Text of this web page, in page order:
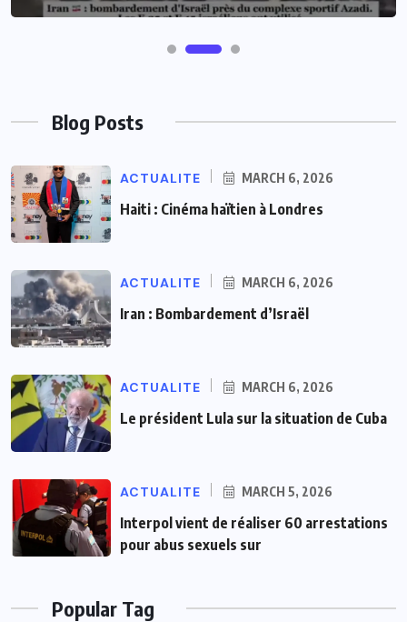
Blog Posts
ACTUALITE MARCH 6, 2026
Haiti : Cinéma haïtien à Londres
ACTUALITE MARCH 6, 2026
Iran : Bombardement d’Israël
ACTUALITE MARCH 6, 2026
Le président Lula sur la situation de Cuba
ACTUALITE MARCH 5, 2026
Interpol vient de réaliser 60 arrestations
pour abus sexuels sur
Popular Tag